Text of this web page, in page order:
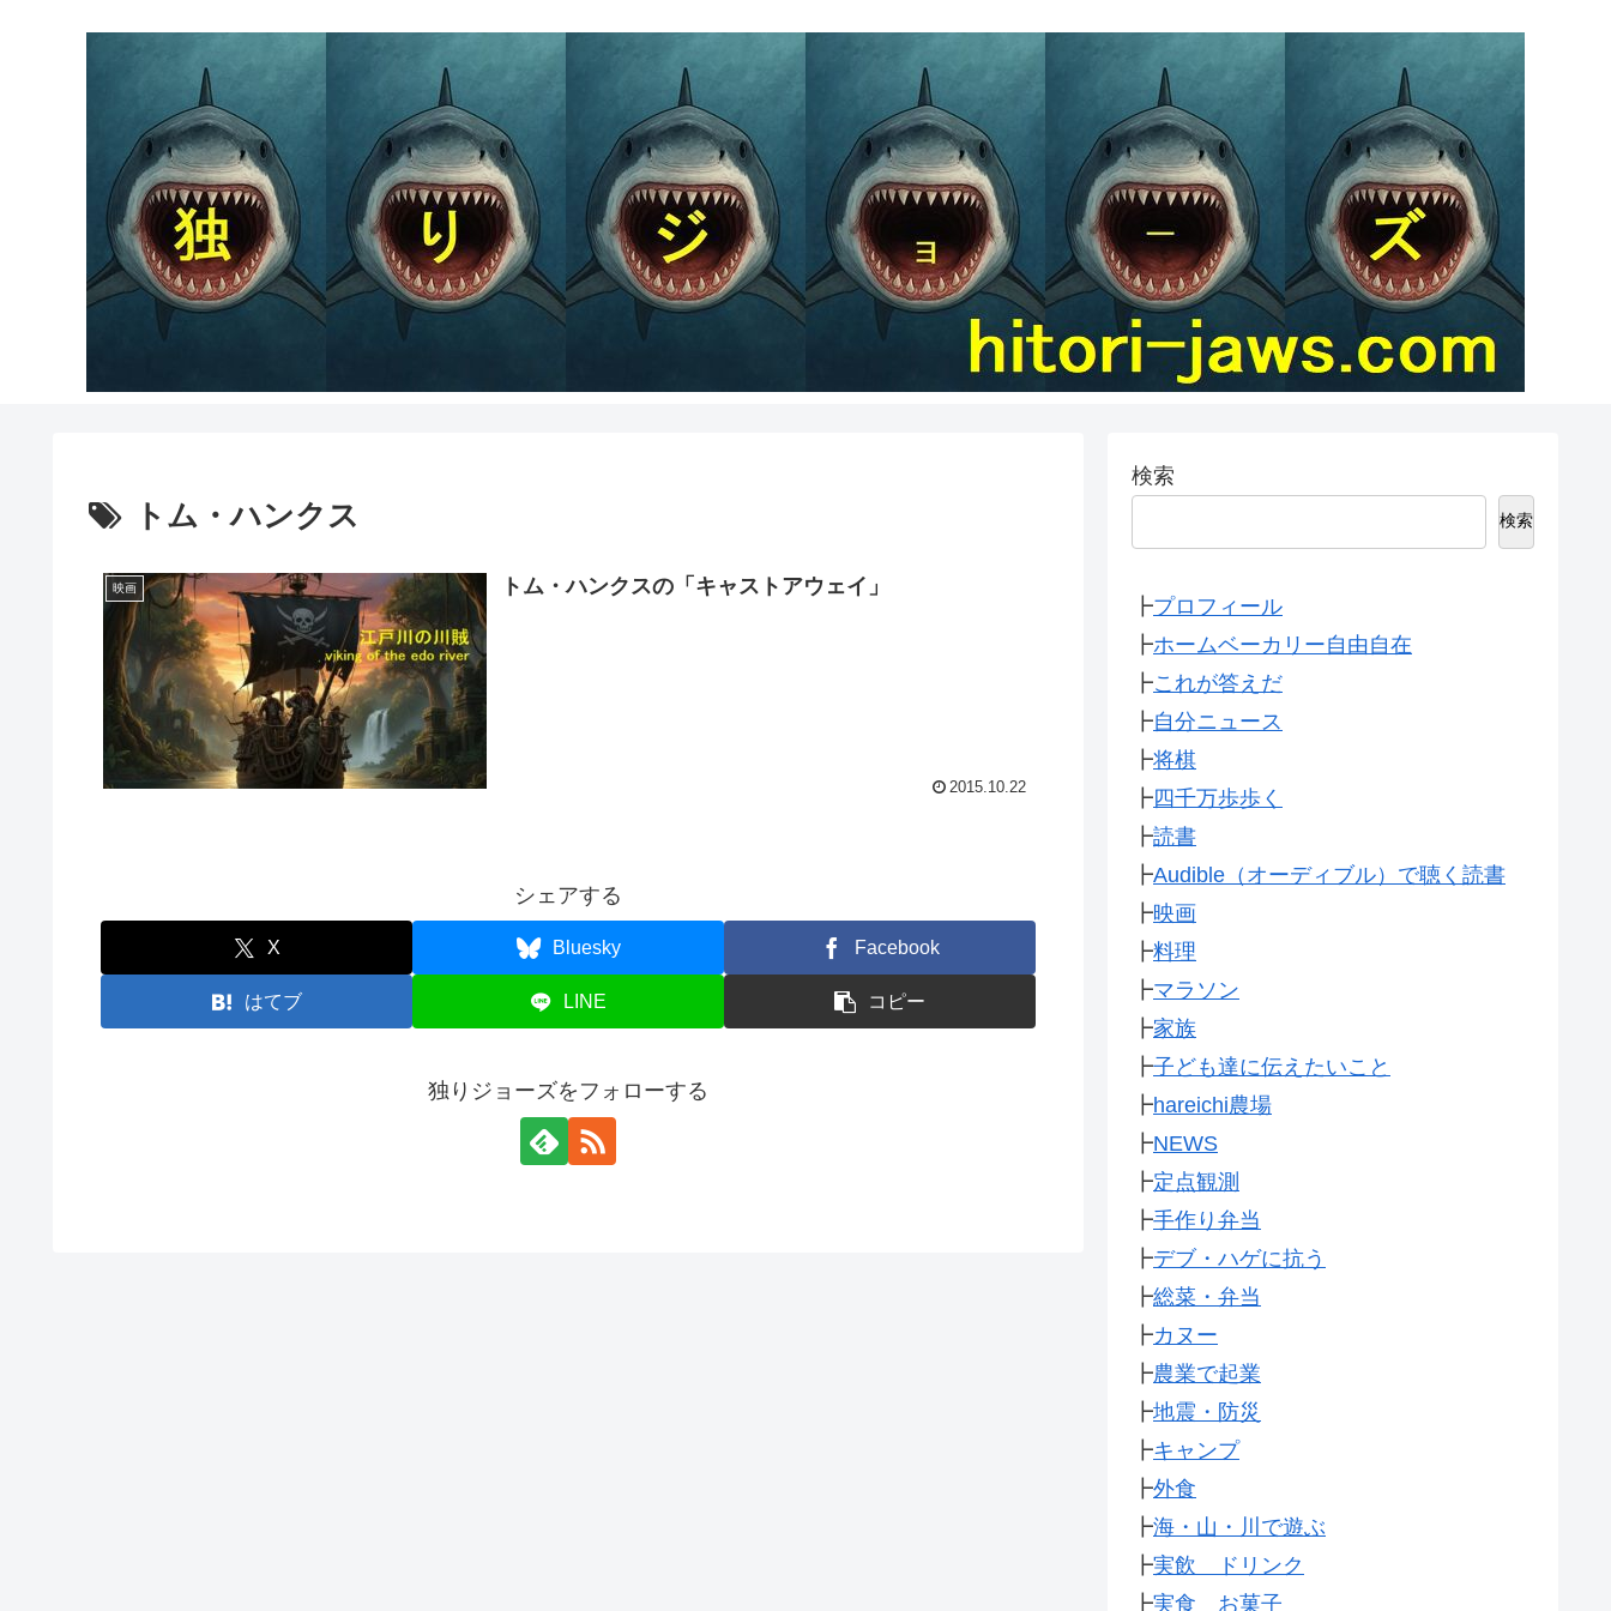
トム・ハンクス
映画 トム・ハンクスの「キャストアウェイ」
2015.10.22
シェアする
X Bluesky Facebook
はてブ LINE コピー
独りジョーズをフォローする
検索
検索
┣プロフィール
┣ホームベーカリー自由自在
┣これが答えだ
┣自分ニュース
┣将棋
┣四千万歩歩く
┣読書
┣Audible（オーディブル）で聴く読書
┣映画
┣料理
┣マラソン
┣家族
┣子ども達に伝えたいこと
┣hareichi農場
┣NEWS
┣定点観測
┣手作り弁当
┣デブ・ハゲに抗う
┣総菜・弁当
┣カヌー
┣農業で起業
┣地震・防災
┣キャンプ
┣外食
┣海・山・川で遊ぶ
┣実飲 ドリンク
┣実食 お菓子